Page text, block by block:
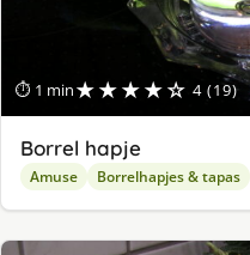
⏱ 1 min★★★★☆ 4 (19)
Borrel hapje
Amuse Borrelhapjes & tapas